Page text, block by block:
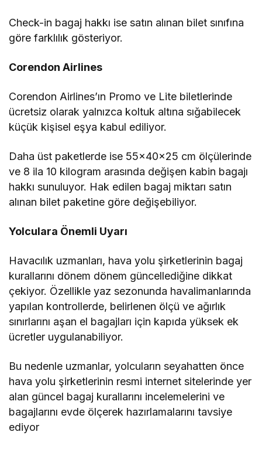
Check-in bagaj hakkı ise satın alınan bilet sınıfına
göre farklılık gösteriyor.
Corendon Airlines
Corendon Airlines’ın Promo ve Lite biletlerinde
ücretsiz olarak yalnızca koltuk altına sığabilecek
küçük kişisel eşya kabul ediliyor.
Daha üst paketlerde ise 55×40×25 cm ölçülerinde
ve 8 ila 10 kilogram arasında değişen kabin bagajı
hakkı sunuluyor. Hak edilen bagaj miktarı satın
alınan bilet paketine göre değişebiliyor.
Yolculara Önemli Uyarı
Havacılık uzmanları, hava yolu şirketlerinin bagaj
kurallarını dönem dönem güncellediğine dikkat
çekiyor. Özellikle yaz sezonunda havalimanlarında
yapılan kontrollerde, belirlenen ölçü ve ağırlık
sınırlarını aşan el bagajları için kapıda yüksek ek
ücretler uygulanabiliyor.
Bu nedenle uzmanlar, yolcuların seyahatten önce
hava yolu şirketlerinin resmi internet sitelerinde yer
alan güncel bagaj kurallarını incelemelerini ve
bagajlarını evde ölçerek hazırlamalarını tavsiye
ediyor